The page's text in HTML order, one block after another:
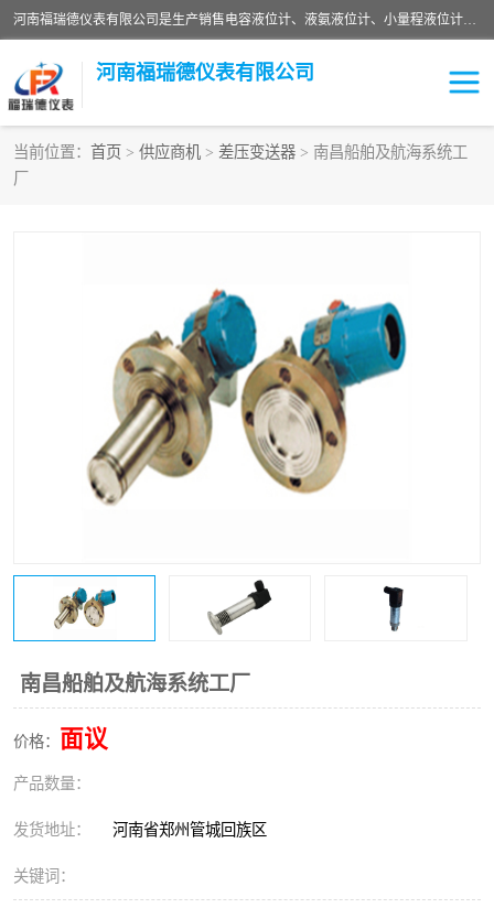
河南福瑞德仪表有限公司是生产销售电容液位计、液氨液位计、小量程液位计定制、智能锅炉水位计、液氮液位计等；并在产品开发、研制的过程中，吸取国内外仪器仪表的技术精华，建立了一支高、精、尖的科研开发队伍，使产品性能不断升级。
河南福瑞德仪表有限公司
当前位置： 首页 > 供应商机 > 差压变送器 > 南昌船舶及航海系统工
厂
南昌船舶及航海系统工厂
价格： 面议
产品数量：
发货地址： 河南省郑州管城回族区
关键词：
液氮液位计
差压变送器 液位计传感器定制
液氨液位计 物位计
油量传感器 测漏仪
流量仪表